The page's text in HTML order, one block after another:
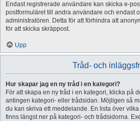
Endast registrerade användare kan skicka e-
postformuläret till andra användare och endast
administratören. Detta för att förhindra att
för att skicka skräppost.
Upp
Tråd- och
Hur skapar jag en ny tråd i en kategori?
För att skapa en ny tråd i en kategori, klicka på
antingen kategori- eller trådsidan. Möjligen så
du kan skriva ett meddelande. En lista över
finns längst ner på kategori- och trådsidorna.